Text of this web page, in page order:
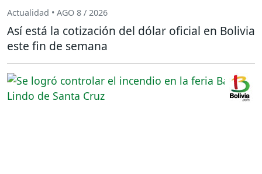
Actualidad • AGO 8 / 2026
Así está la cotización del dólar oficial en Bolivia
este fin de semana